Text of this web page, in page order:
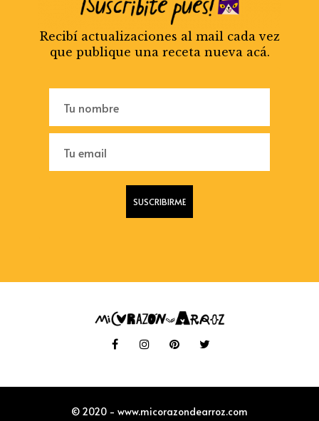
Recibí actualizaciones al mail cada vez
que publique una receta nueva acá.
© 2020 - www.micorazondearroz.com